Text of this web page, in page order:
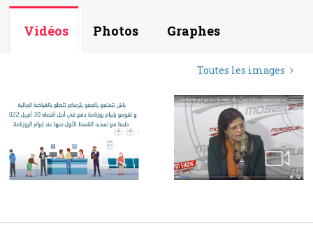
Vidéos Photos
Toutes les images
Graphes